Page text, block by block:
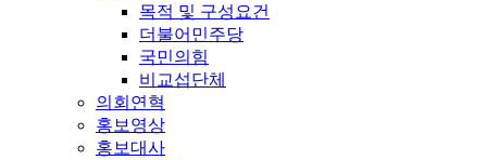
목적 및 구성요건
더불어민주당
국민의힘
비교섭단체
의회연혁
홍보영상
홍보대사